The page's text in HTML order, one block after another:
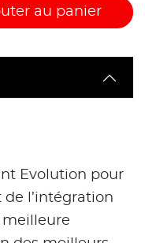
au panier
Evolution pour
de l’intégration
meilleure